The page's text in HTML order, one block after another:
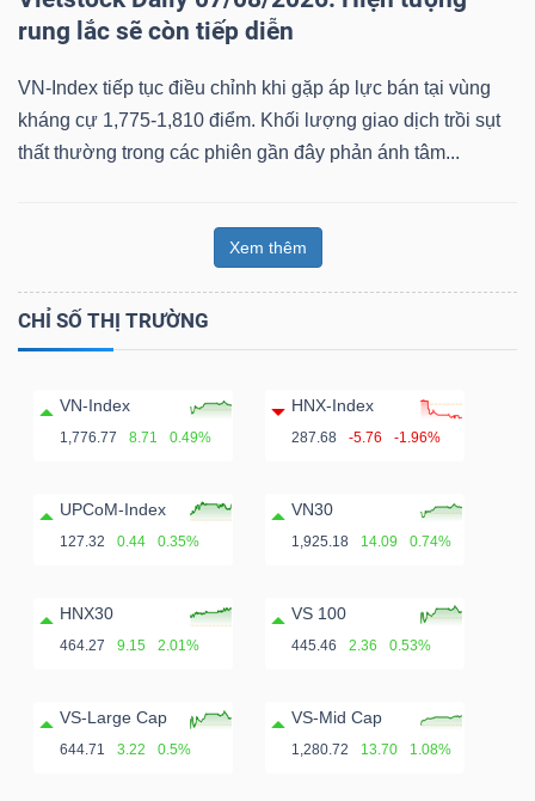
rung lắc sẽ còn tiếp diễn
VN-Index tiếp tục điều chỉnh khi gặp áp lực bán tại vùng
kháng cự 1,775-1,810 điểm. Khối lượng giao dịch trồi sụt
thất thường trong các phiên gần đây phản ánh tâm...
Xem thêm
CHỈ SỐ THỊ TRƯỜNG
VN-Index
1,776.77 8.71 0.49%
HNX-Index
287.68 -5.76 -1.96%
UPCoM-Index
127.32 0.44 0.35%
VN30
1,925.18 14.09 0.74%
HNX30
464.27 9.15 2.01%
VS 100
445.46 2.36 0.53%
VS-Large Cap
644.71 3.22 0.5%
VS-Mid Cap
1,280.72 13.70 1.08%